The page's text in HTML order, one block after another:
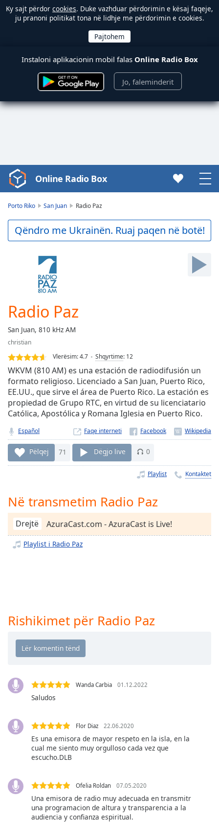
Ky sajt përdor cookies. Duke vazhduar përdorimin e kësaj faqeje,
ju pranoni politikat tona në lidhje me përdorimin e cookies.
Instaloni aplikacionin mobil falas Online Radio Box
Jo, faleminderit
Video
Player
Play
Video
Current
Time0:00
Duration-:-
Loaded:
0.00%
Stream
TypeLIVE
Seek to
currently
behind
Remaining
Time-
Chapters
Chapters
Descriptions
subtitles
settings,
opens
subtitles
dialog
subtitles
,
Audio
Fullscreen
This
Online Radio Box
Porto Riko San Juan Radio Paz
Qëndro me Ukrainën. Ruaj paqen në botë!
Radio Paz
San Juan, 810 kHz AM
christian
Vlerësim:4.7 Shqyrtime: 12
WKVM (810 AM) es una estación de radiodifusión un
formato religioso. Licenciado a San Juan, Puerto Rico,
EE.UU., que sirve el área de Puerto Rico. La estación es
propiedad de Grupo RTC, en virtud de su licenciatario
Católica, Apostólica y Romana Iglesia en Puerto Rico.
Español Faqe interneti
Pëlqej 71 Dëgjo live 0
Playlist Kontaktet
Në transmetim Radio Paz
Drejtë AzuraCast.com - AzuraCast is Live!
Playlist i Radio Paz
Rishikimet për Radio Paz
Wanda Carbia 01.12.2022
Saludos
Flor Diaz 22.06.2020
Es una emisora de mayor respeto en la isla, en la
cual me siento muy orgulloso cada vez que
escucho.DLB
Ofelia Roldan 07.05.2020
Una emisora de radio muy adecuada en transmitr
una programacion de altura y transparencia a la
audiencia y confianza espiritual.